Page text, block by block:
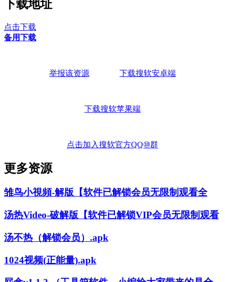
下载地址
点击下载
备用下载
举报该资源 下载搜软安卓端
下载搜软苹果端
点击加入搜软官方QQ⑩群
更多资源
雏鸟小視頻-解版【软件已解锁会员无限制观看全
汤热Video-破解版【软件已解锁VIP会员无限制观看
汤不热（解锁会员）.apk
1024视频(正能量).apk